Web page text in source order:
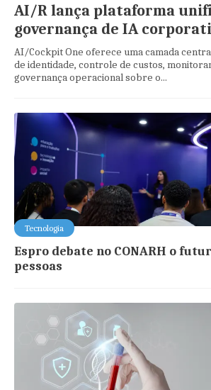
AI/R lança plataforma
governança de IA
AI/Cockpit One oferece uma camada
de identidade, controle de custos,
governança operacional sobre o...
Tecnologia
Espro debate no CONARH o
pessoas